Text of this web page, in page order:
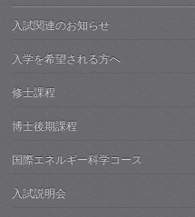
入試関連のお知らせ
入学を希望される方へ
修士課程
博士後期課程
国際エネルギー科学コース
入試説明会